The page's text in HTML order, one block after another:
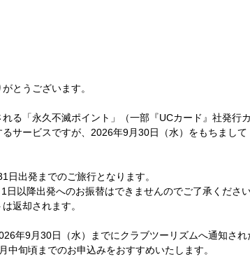
とうございます。
る「永久不滅ポイント」（一部『UCカード』社発行
サービスですが、2026年9月30日（水）をもちまし
日出発までのご旅行となります。
以降出発へのお振替はできませんのでご了承くださ
返却されます。
年9月30日（水）までにクラブツーリズムへ通知さ
旬頃までのお申込みをおすすめいたします。